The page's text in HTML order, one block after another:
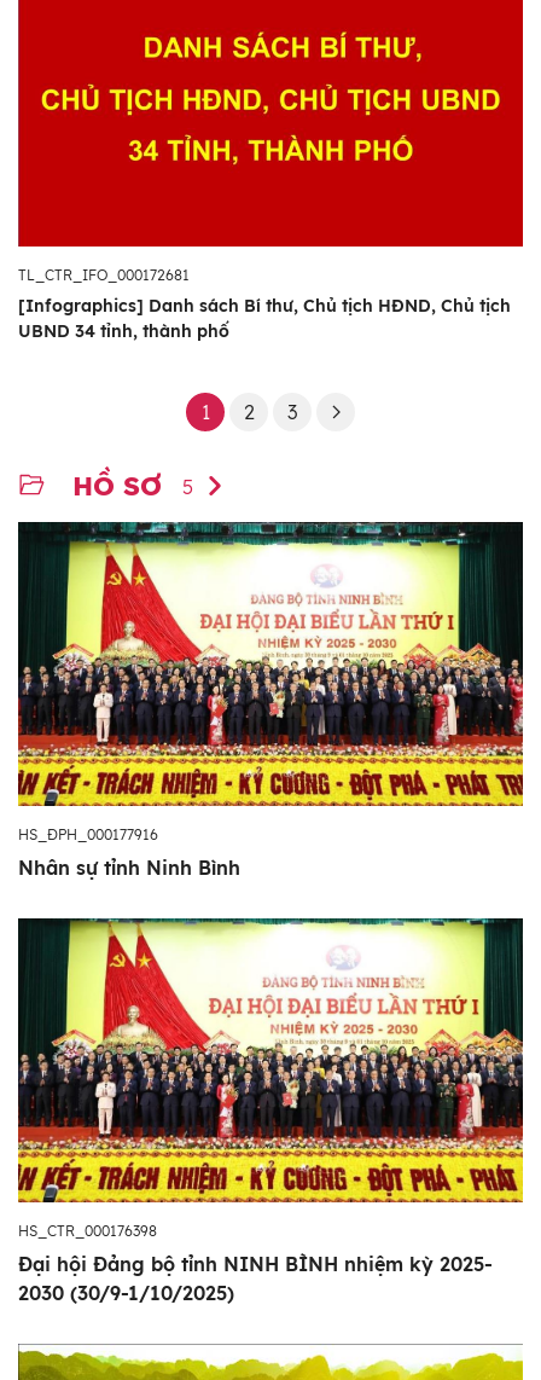
TL_CTR_IFO_000172681
[Infographics] Danh sách Bí thư, Chủ tịch HĐND, Chủ tịch
UBND 34 tỉnh, thành phố
1 2 3
HỒ SƠ 5
HS_ĐPH_000177916
Nhân sự tỉnh Ninh Bình
HS_CTR_000176398
Đại hội Đảng bộ tỉnh NINH BÌNH nhiệm kỳ 2025-
2030 (30/9-1/10/2025)